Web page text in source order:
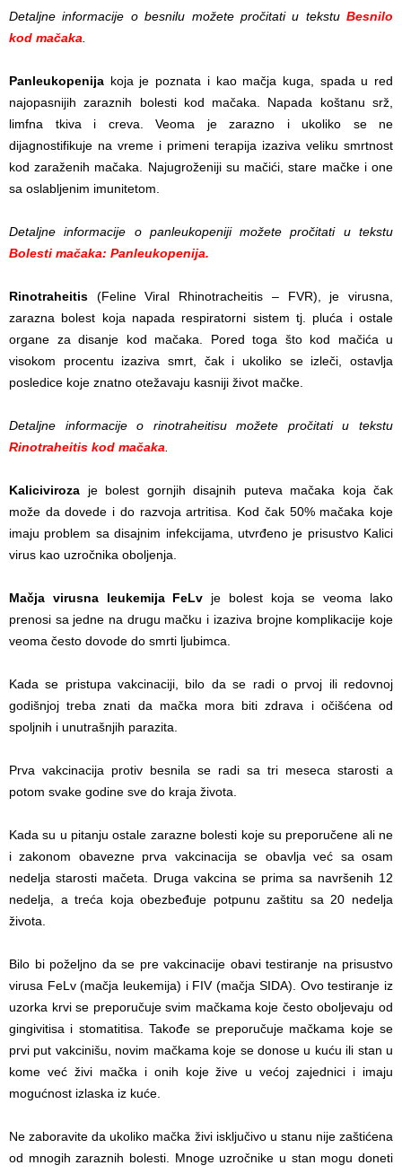
Detaljne informacije o besnilu možete pročitati u tekstu Besnilo
kod mačaka
Panleukopenija koja je poznata i kao mačja kuga, spada u red
najopasnijih zaraznih bolesti kod mačaka. Napada koštanu srž,
limfna tkiva i creva. Veoma je zarazno i ukoliko se ne
dijagnostifikuje na vreme i primeni terapija izaziva veliku smrtnost
kod zaraženih mačaka. Najugroženiji su mačići, stare mačke i one
sa oslabljenim imunitetom.
Detaljne informacije o panleukopeniji možete pročitati u tekstu
Bolesti mačaka: Panleukopenija.
Rinotraheitis (Feline Viral Rhinotracheitis – FVR), je virusna,
zarazna bolest koja napada respiratorni sistem tj. pluća i ostale
organe za disanje kod mačaka. Pored toga što kod mačića u
visokom procentu izaziva smrt, čak i ukoliko se izleči, ostavlja
posledice koje znatno otežavaju kasniji život mačke.
Detaljne informacije o rinotraheitisu možete pročitati u tekstu
Rinotraheitis kod mačaka
Kaliciviroza je bolest gornjih disajnih puteva mačaka koja čak
može da dovede i do razvoja artritisa. Kod čak 50% mačaka koje
imaju problem sa disajnim infekcijama, utvrđeno je prisustvo Kalici
virus kao uzročnika oboljenja.
Mačja virusna leukemija FeLv je bolest koja se veoma lako
prenosi sa jedne na drugu mačku i izaziva brojne komplikacije koje
veoma često dovode do smrti ljubimca.
Kada se pristupa vakcinaciji, bilo da se radi o prvoj ili redovnoj
godišnjoj treba znati da mačka mora biti zdrava i očišćena od
spoljnih i unutrašnjih parazita.
Prva vakcinacija protiv besnila se radi sa tri meseca starosti a
potom svake godine sve do kraja života.
Kada su u pitanju ostale zarazne bolesti koje su preporučene ali ne
i zakonom obavezne prva vakcinacija se obavlja već sa osam
nedelja starosti mačeta. Druga vakcina se prima sa navršenih 12
nedelja, a treća koja obezbeđuje potpunu zaštitu sa 20 nedelja
života.
Bilo bi poželjno da se pre vakcinacije obavi testiranje na prisustvo
virusa FeLv (mačja leukemija) i FIV (mačja SIDA). Ovo testiranje iz
uzorka krvi se preporučuje svim mačkama koje često oboljevaju od
gingivitisa i stomatitisa. Takođe se preporučuje mačkama koje se
prvi put vakcinišu, novim mačkama koje se donose u kuću ili stan u
kome već živi mačka i onih koje žive u većoj zajednici i imaju
mogućnost izlaska iz kuće.
Ne zaboravite da ukoliko mačka živi isključivo u stanu nije zaštićena
od mnogih zaraznih bolesti. Mnoge uzročnike u stan mogu doneti